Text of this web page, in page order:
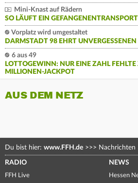
Mini-Knast auf Rädern
SO LÄUFT EIN
Vorplatz wird umgestaltet
DARMSTADT 98 EHRT UNVERGESSENEN
6 aus 49
LOTTOGEWINN: NUR EINE ZAHL
MILLIONEN-JACKPOT
AUS DEM NETZ
Du bist hier: www.FFH.de >>> Nachrichten
RADIO
FFH Live
NEWS
Hessen